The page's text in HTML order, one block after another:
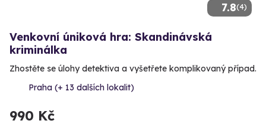
7.8(4)
Venkovní úniková hra: Skandinávská
kriminálka
Zhostěte se úlohy detektiva a vyšetřete komplikovaný případ.
Praha (+ 13 dalších lokalit)
990 Kč